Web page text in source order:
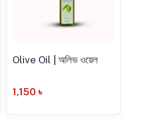
Olive Oil | অলিভ ওয়েল
1,150 ৳